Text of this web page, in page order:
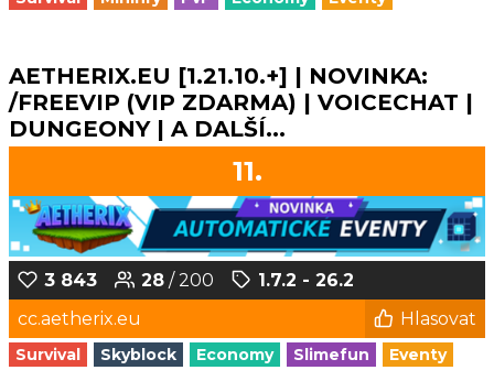
AETHERIX.EU [1.21.10.+] | NOVINKA:
/FREEVIP (VIP ZDARMA) | VOICECHAT |
DUNGEONY | A DALŠÍ...
11.
3 843 28 / 200
1.7.2 - 26.2
cc.aetherix.eu
Hlasovat
Survival Skyblock Economy Slimefun Eventy